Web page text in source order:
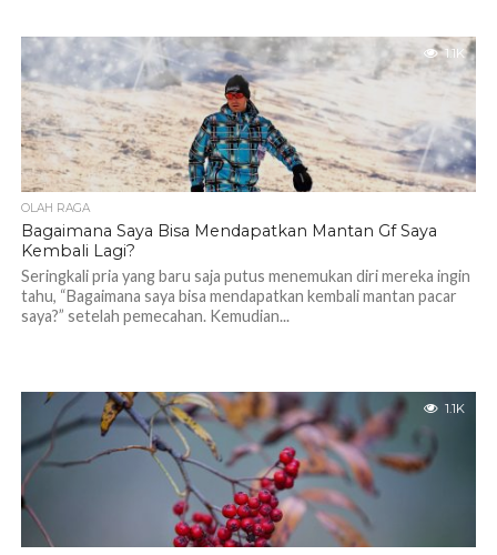
1.1K
OLAH RAGA
Bagaimana Saya Bisa Mendapatkan Mantan Gf Saya
Kembali Lagi?
Seringkali pria yang baru saja putus menemukan diri mereka ingin
tahu, “Bagaimana saya bisa mendapatkan kembali mantan pacar
saya?” setelah pemecahan. Kemudian...
1.1K